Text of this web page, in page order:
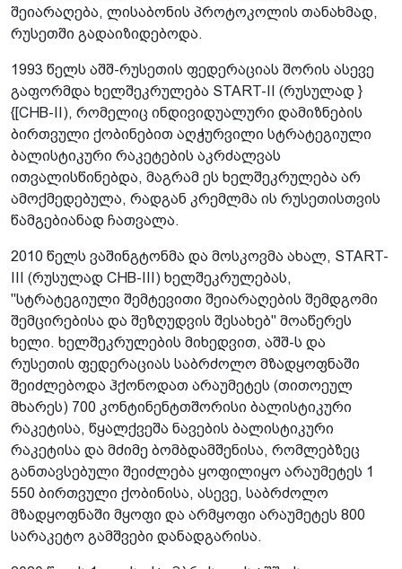
შეიარაღება, ლისაბონის პროტოკოლის თანახმად,
რუსეთში გადაიზიდებოდა.
1993 წელს აშშ-რუსეთის ფედერაციას შორის ასევე
გაფორმდა ხელშეკრულება START-II (რუსულად }
{[СНВ-II), რომელიც ინდივიდუალური დამიზნების
ბირთვული ქობინებით აღჭურვილი სტრატეგიული
ბალისტიკური რაკეტების აკრძალვას
ითვალისწინებდა, მაგრამ ეს ხელშეკრულება არ
ამოქმედებულა, რადგან კრემლმა ის რუსეთისთვის
წამგებიანად ჩათვალა.
2010 წელს ვაშინგტონმა და მოსკოვმა ახალ, START-
III (რუსულად СНВ-III) ხელშეკრულებას,
"სტრატეგიული შემტევითი შეიარაღების შემდგომი
შემცირებისა და შეზღუდვის შესახებ" მოაწერეს
ხელი. ხელშეკრულების მიხედვით, აშშ-ს და
რუსეთის ფედერაციას საბრძოლო მზადყოფნაში
შეიძლებოდა ჰქონოდათ არაუმეტეს (თითოეულ
მხარეს) 700 კონტინენტთშორისი ბალისტიკური
რაკეტისა, წყალქვეშა ნავების ბალისტიკური
რაკეტისა და მძიმე ბომბდამშენისა, რომლებზეც
განთავსებული შეიძლება ყოფილიყო არაუმეტეს 1
550 ბირთვული ქობინისა, ასევე, საბრძოლო
მზადყოფნაში მყოფი და არმყოფი არაუმეტეს 800
სარაკეტო გამშვები დანადგარისა.